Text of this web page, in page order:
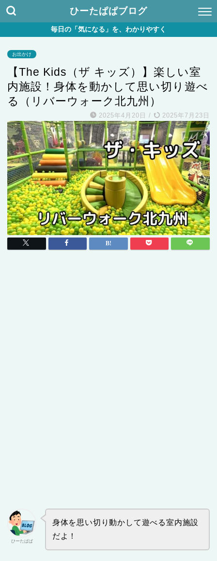
ひーたぱぱブログ
毎日の「気になる」を、わかりやすく
お出かけ
【The Kids（ザ キッズ）】楽しい室
内施設！身体を動かして思い切り遊べ
る（リバーウォーク北九州）
2025年4月20日 / 2025年7月23日
ひーたぱぱ
身体を思い切り動かして遊べる室内施設
だよ！